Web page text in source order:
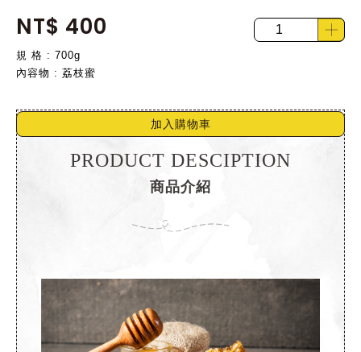
NT$ 400
規 格 : 700g
內容物 : 荔枝蜜
加入購物車
PRODUCT DESCIPTION
商品介紹